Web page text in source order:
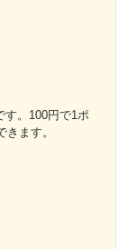
す。100円で1ポ
ます。